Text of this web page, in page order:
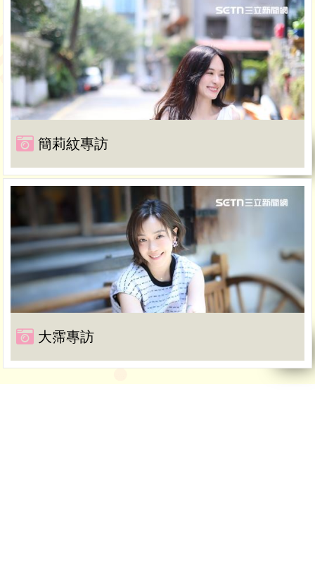
簡莉紋專訪
大霈專訪